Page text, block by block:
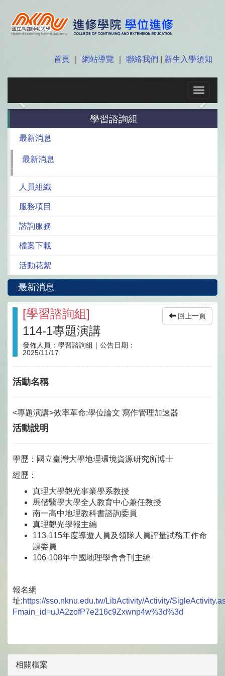
首頁 網站導覽 聯絡我們 新生入學須知
Toggle
Previous Next
學習諮詢組
最新消息
最新消息
人員組織
服務項目
諮詢服務
檔案下載
活動花絮
最新消息
[學習諮詢組]
114-1專題演講
發佈人員： 學習諮詢組 ｜公告日期：
2025/11/17
回上一頁
活動名稱
<專題演講>效率革命:學位論文 寫作管理加速器
活動說明
學歷：國立臺灣大學地理環境資源研究所博士
經歷：
真理大學觀光事業學系教授
馬偕醫學大學全人教育中心兼任教授
南一高中地理教科書諮詢委員
真理觀光學報主編
113-115年度導遊人員及領隊人員評量試務工作命
題委員
106-108年中國地理學會會刊主編
報名網
址:https://sso.nknu.edu.tw/LibActivity/Activity/
Fmain_id=uJA2zofP7e216c9Zxwnp4w%3d%3d
相關檔案